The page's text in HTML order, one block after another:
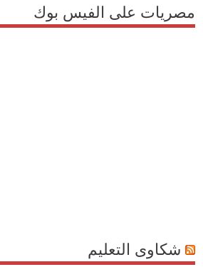
مصريات على الفيس بوك
شكاوى التعليم